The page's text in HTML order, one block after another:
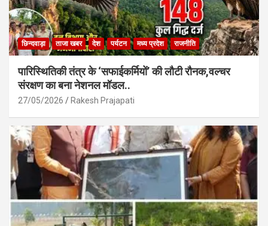
छिन्दवाड़ा ताजा खबर देश पर्यटन मध्य प्रदेश राजनीति
पारिस्थितिकी तंत्र के ‘सफाईकर्मियों’ की लौटी रौनक,वल्चर
संरक्षण का बना नेशनल मॉडल..
27/05/2026 Rakesh Prajapati